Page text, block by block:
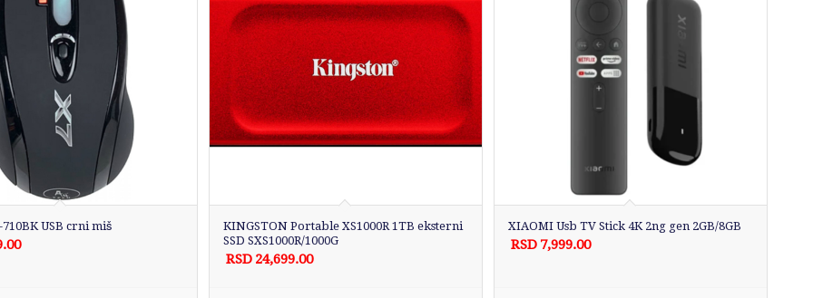
710BK USB crni miš
KINGSTON Portable XS1000R 1TB eksterni
SSD SXS1000R/1000G
RSD 24,699.00
XIAOMI Usb TV Stick 4K 2ng gen 2GB/8GB
RSD 7,999.00